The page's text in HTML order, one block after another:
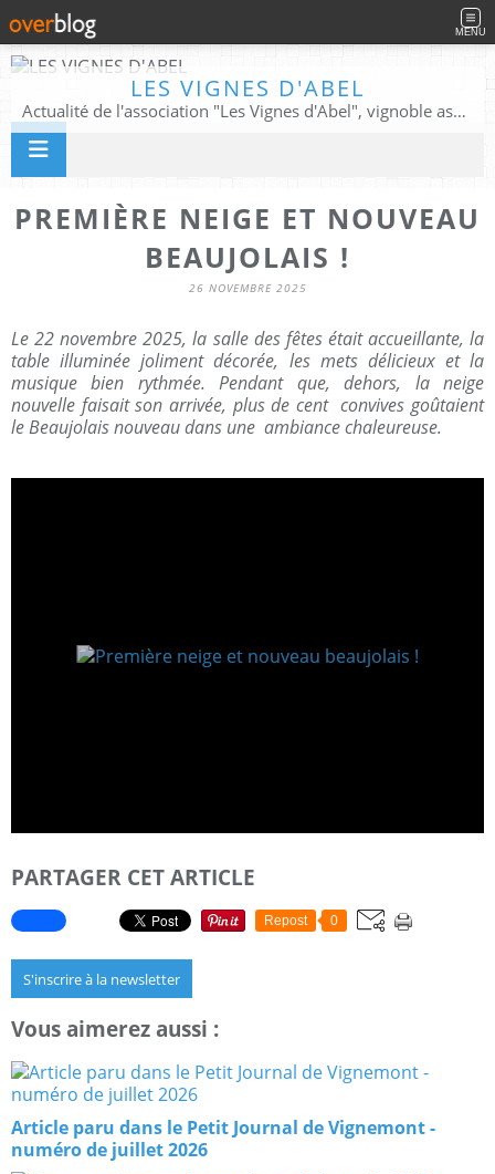
MENU
LES VIGNES D'ABEL
Actualité de l'association "Les Vignes d'Abel", vignoble associatif, patrimoine végétal et historique.
PREMIÈRE NEIGE ET NOUVEAU
BEAUJOLAIS !
26 NOVEMBRE 2025
Le 22 novembre 2025, la salle des fêtes était accueillante, la
table illuminée joliment décorée, les mets délicieux et la
musique bien rythmée. Pendant que, dehors, la neige
nouvelle faisait son arrivée, plus de cent convives goûtaient
le Beaujolais nouveau dans une ambiance chaleureuse.
PARTAGER CET ARTICLE
Repost 0
S'inscrire à la newsletter
Vous aimerez aussi :
Article paru dans le Petit Journal de Vignemont -
numéro de juillet 2026